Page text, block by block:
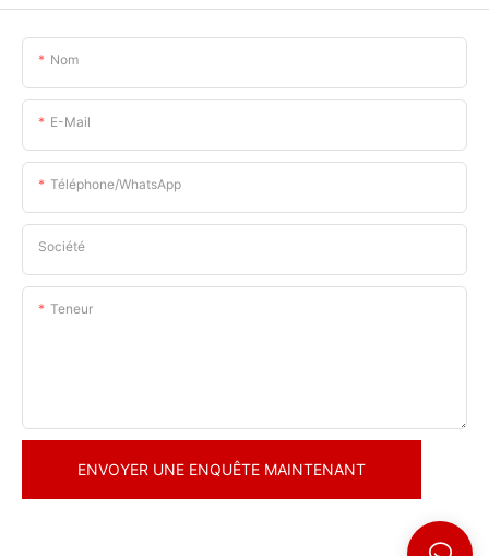
Nom
E-Mail
Téléphone/WhatsApp
Société
Teneur
ENVOYER UNE ENQUÊTE MAINTENANT